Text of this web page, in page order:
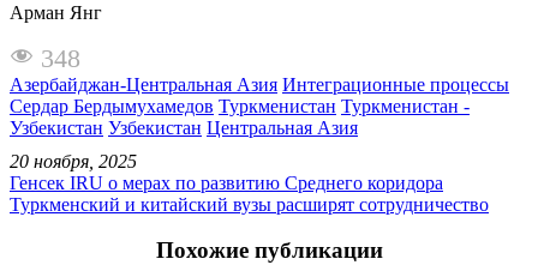
Арман Янг
348
Азербайджан-Центральная Азия Интеграционные процессы
Сердар Бердымухамедов Туркменистан Туркменистан -
Узбекистан Узбекистан Центральная Азия
20 ноября, 2025
Генсек IRU о мерах по развитию Среднего коридора
Туркменский и китайский вузы расширят сотрудничество
Похожие публикации